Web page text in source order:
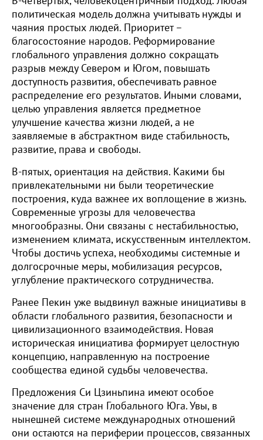
политическая модель должна учитывать нужды и
чаяния простых людей. Приоритет –
благосостояние народов. Реформирование
глобального управления должно сокращать
разрыв между Севером и Югом, повышать
доступность развития, обеспечивать равное
распределение его результатов. Иными словами,
целью управления является предметное
улучшение качества жизни людей, а не
заявляемые в абстрактном виде стабильность,
развитие, права и свободы.
В-пятых, ориентация на действия. Какими бы
привлекательными ни были теоретические
построения, куда важнее их воплощение в жизнь.
Современные угрозы для человечества
многообразны. Они связаны с нестабильностью,
изменением климата, искусственным интеллектом.
Чтобы достичь успеха, необходимы системные и
долгосрочные меры, мобилизация ресурсов,
углубление практического сотрудничества.
Ранее Пекин уже выдвинул важные инициативы в
области глобального развития, безопасности и
цивилизационного взаимодействия. Новая
историческая инициатива формирует целостную
концепцию, направленную на построение
сообщества единой судьбы человечества.
Предложения Си Цзиньпина имеют особое
значение для стран Глобального Юга. Увы, в
нынешней системе международных отношений
они остаются на периферии процессов, связанных